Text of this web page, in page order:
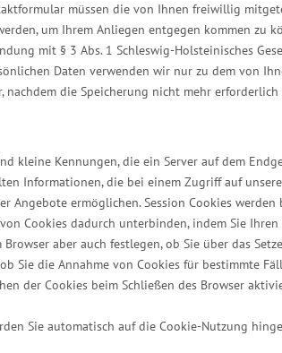
müssen die von Ihnen freiwillig
um Ihrem Anliegen entgegen kommen zu
mit § 3 Abs. 1 Schleswig-Holsteinisches
Daten verwenden wir nur zu dem von
nachdem die Speicherung nicht mehr erforderlich
kleine Kennungen, die ein Server auf dem
Informationen, die bei einem Zugriff auf
Angebote ermöglichen. Session Cookies werden
Cookies dadurch unterbinden, indem Sie
aber auch festlegen, ob Sie über das
Sie die Annahme von Cookies für bestimmte
der Cookies beim Schließen des Browser
Sie automatisch auf die Cookie-Nutzung